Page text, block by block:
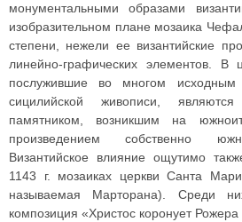
монументальными образами
изобразительном плане мозаика
степени, нежели ее византийские
линейно-графических элементов. В
послужившие во многом исходным
сицилийской живописи, являются
памятником, возникшим на
произведением собственно
Византийское влияние ощутимо
1143 г. мозаиках церкви Санта
называемая Марторана). Среди
композиция «Христос коронует Рожера